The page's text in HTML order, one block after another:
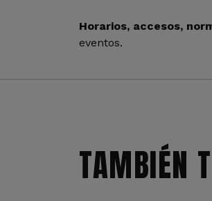
Horarios, accesos,
eventos.
TAMBIÉN